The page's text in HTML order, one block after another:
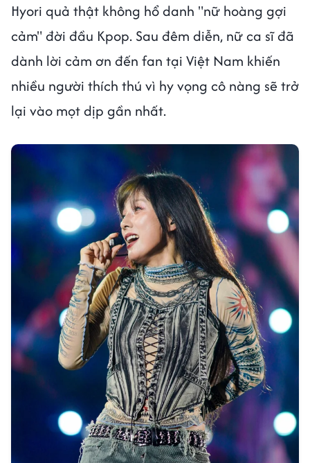
Hyori quả thật không hổ danh "nữ hoàng gợi
cảm" đời đầu Kpop. Sau đêm diễn, nữ ca sĩ đã
dành lời cảm ơn đến fan tại Việt Nam khiến
nhiều người thích thú vì hy vọng cô nàng sẽ trở
lại vào mọt dịp gần nhất.